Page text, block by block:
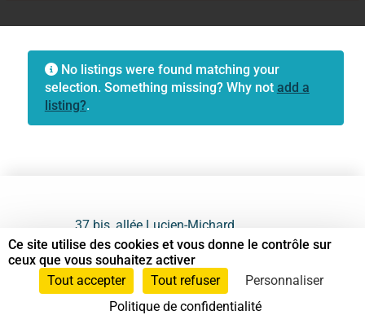
No listings were found matching your
selection. Something missing? Why not add a
listing?.
37 bis, allée Lucien-Michard
93190 Livry-Gargan
06 61 87 28 09
Ce site utilise des cookies et vous donne le contrôle sur
ceux que vous souhaitez activer
Tout accepter
Tout refuser
Personnaliser
Politique de confidentialité